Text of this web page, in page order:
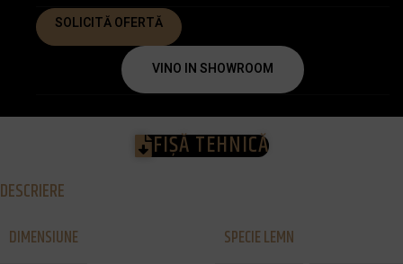
SOLICITĂ OFERTĂ
VINO IN SHOWROOM
FIȘĂ TEHNICĂ
DESCRIERE
DIMENSIUNE SPECIE LEMN